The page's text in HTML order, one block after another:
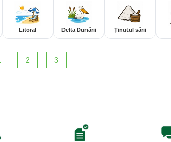
Litoral Delta Dunării Ținutul sării
2 3